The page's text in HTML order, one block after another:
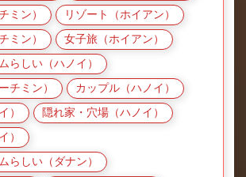
ミン） リゾート（ホイアン）
ミン） 女子旅（ホイアン）
らしい（ハノイ）
チミン） カップル（ハノイ）
） 隠れ家・穴場（ハノイ）
）
らしい（ダナン）